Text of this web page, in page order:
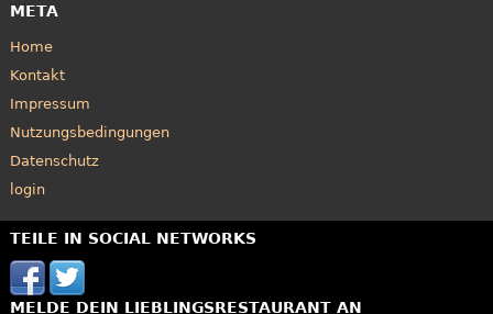
META
Home
Kontakt
Impressum
Nutzungsbedingungen
Datenschutz
login
TEILE IN SOCIAL NETWORKS
MELDE DEIN LIEBLINGSRESTAURANT AN